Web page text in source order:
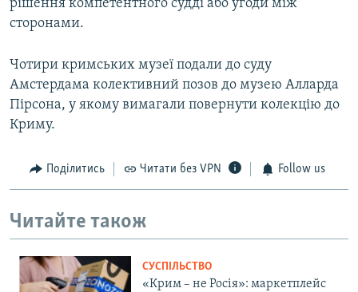
рішення компетентного судді або угоди між
сторонами.
Чотири кримських музеї подали до суду
Амстердама колективний позов до музею Алларда
Пірсона, у якому вимагали повернути колекцію до
Криму.
Поділитись Читати без VPN Follow us
Читайте також
СУСПІЛЬСТВО
«Крим – не Росія»: маркетплейс